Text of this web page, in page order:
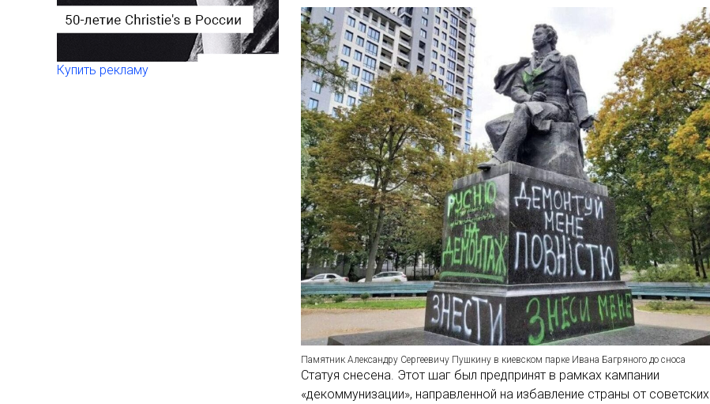
Купить рекламу
Памятник Александру Сергеевичу Пушкину в киевском парке Ивана Багряного до сноса
Статуя снесена. Этот шаг был предпринят в рамках кампании
«декоммунизации», направленной на избавление страны от советских